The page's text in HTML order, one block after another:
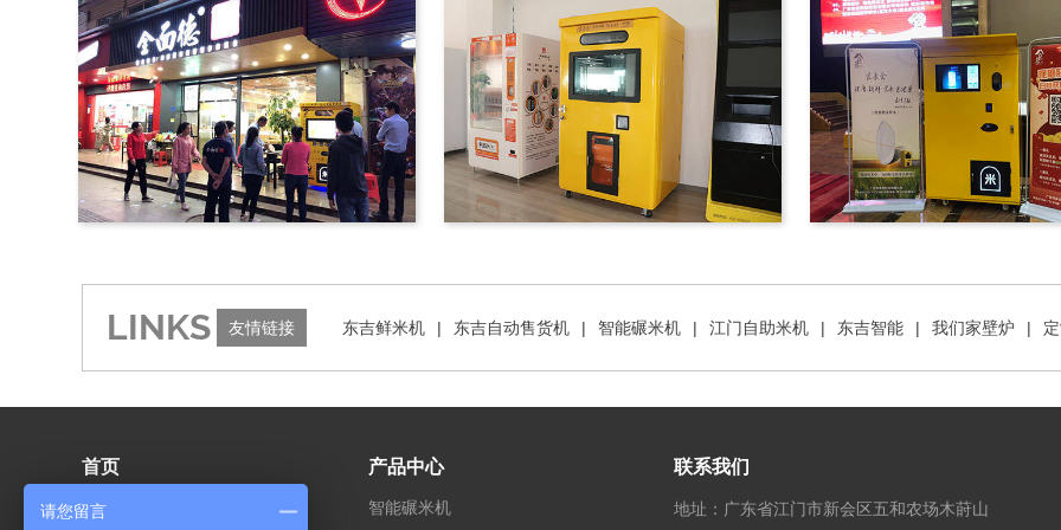
LINKS 友情链接 东吉鲜米机 | 东吉自动售货机 | 智能碾米机 | 江门自助米机 | 东吉智能 | 我们家壁炉 |
首页
关于我们
产品中心
智能碾米机
联系我们
地址：广东省江门市新会区五和农场木莳山
请您留言